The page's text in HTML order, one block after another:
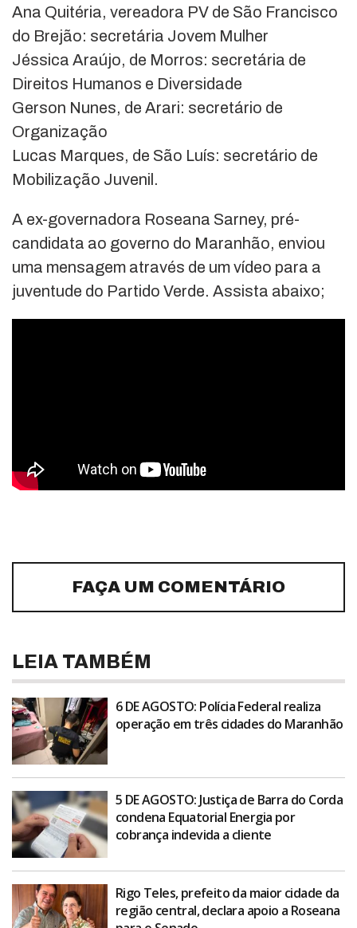
Ana Quitéria, vereadora PV de São Francisco
do Brejão: secretária Jovem Mulher
Jéssica Araújo, de Morros: secretária de
Direitos Humanos e Diversidade
Gerson Nunes, de Arari: secretário de
Organização
Lucas Marques, de São Luís: secretário de
Mobilização Juvenil.
A ex-governadora Roseana Sarney, pré-
candidata ao governo do Maranhão, enviou
uma mensagem através de um vídeo para a
juventude do Partido Verde. Assista abaixo;
FAÇA UM COMENTÁRIO
LEIA TAMBÉM
6 DE AGOSTO: Polícia Federal realiza
operação em três cidades do Maranhão
5 DE AGOSTO: Justiça de Barra do Corda
condena Equatorial Energia por
cobrança indevida a cliente
Rigo Teles, prefeito da maior cidade da
região central, declara apoio a Roseana